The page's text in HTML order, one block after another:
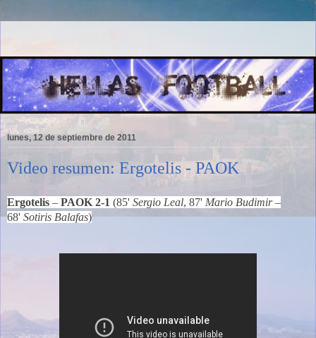
lunes, 12 de septiembre de 2011
Video resumen: Ergotelis - PAOK
Ergotelis – PAOK 2-1 (85' Sergio Leal, 87' Mario Budimir–
68' Sotiris Balafas)